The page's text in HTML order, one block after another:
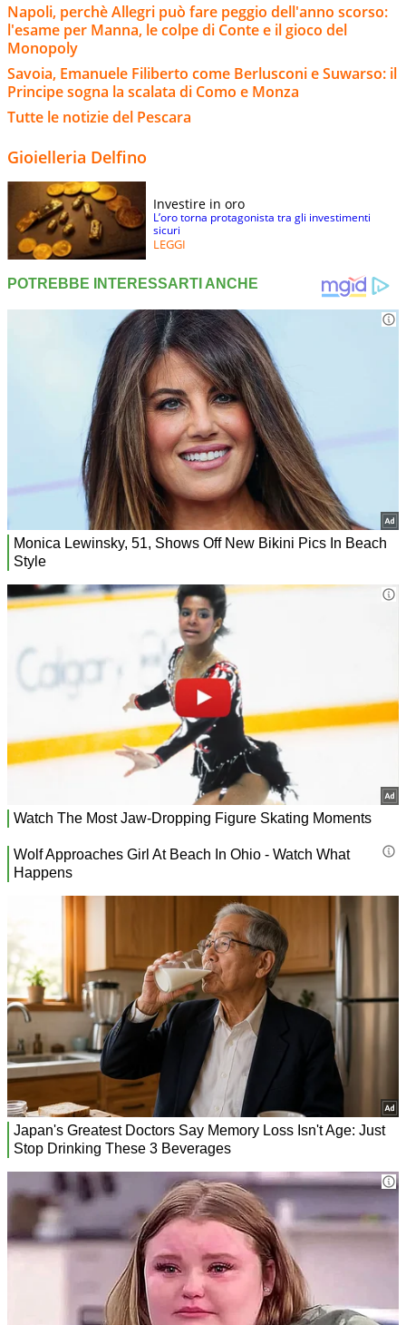
Napoli, perchè Allegri può fare peggio dell'anno scorso:
l'esame per Manna, le colpe di Conte e il gioco del
Monopoly
Savoia, Emanuele Filiberto come Berlusconi e Suwarso: il
Principe sogna la scalata di Como e Monza
Tutte le notizie del Pescara
Gioielleria Delfino
Investire in oro
L’oro torna protagonista tra gli investimenti
sicuri
LEGGI